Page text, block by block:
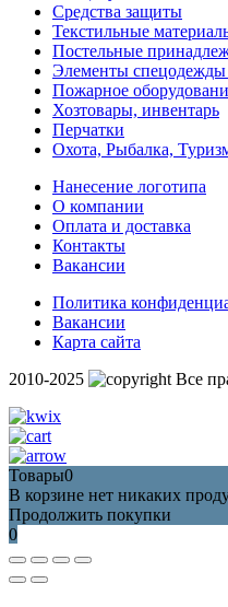
Средства защиты
Текстильные
Постельные
Элементы спецодежды
Пожарное
Хозтовары, инвентарь
Перчатки
Охота, Рыбалка,
Нанесение логотипа
О компании
Оплата и доставка
Контакты
Вакансии
Политика
Вакансии
Карта сайта
2010-2025
Все
Товары0
В корзине нет никаких
Продолжить покупки
0